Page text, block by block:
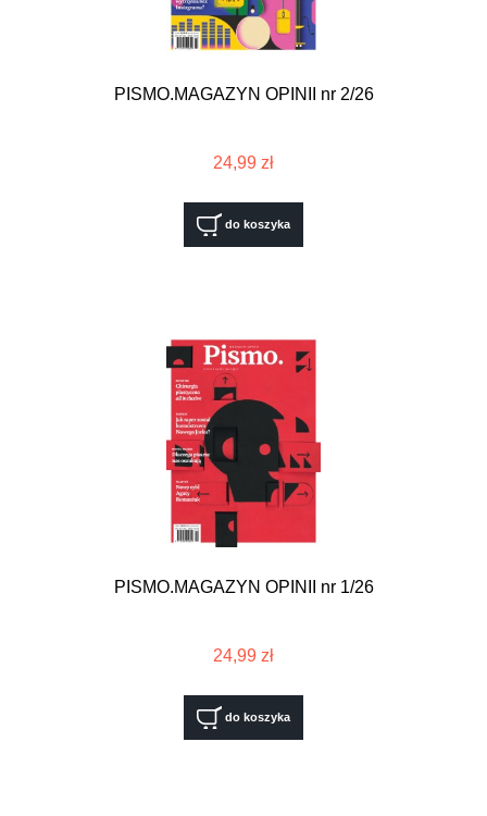
PISMO.MAGAZYN OPINII nr 2/26
24,99 zł
do koszyka
PISMO.MAGAZYN OPINII nr 1/26
24,99 zł
do koszyka